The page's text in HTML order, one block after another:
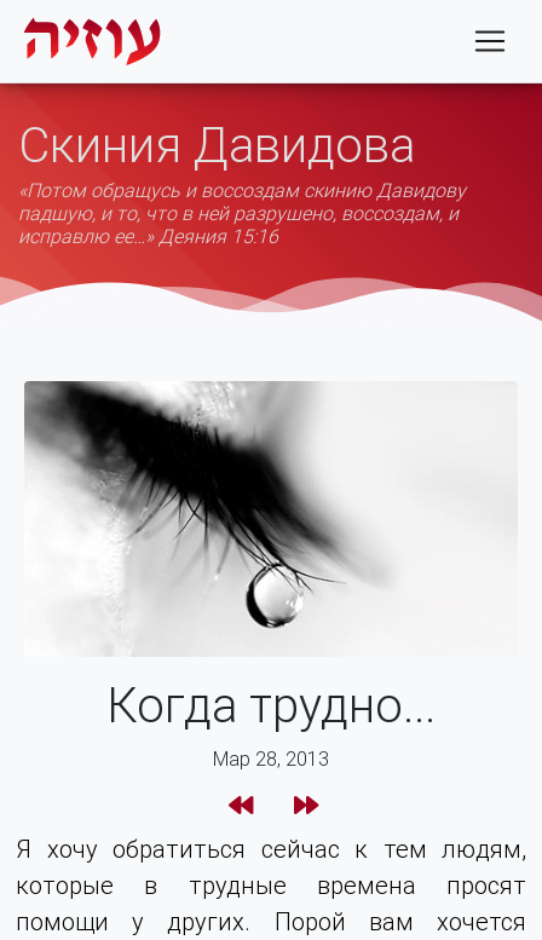
Скиния Давидова
«Потом обращусь и воссоздам скинию Давидову
падшую, и то, что в ней разрушено, воссоздам, и
исправлю ее…» Деяния 15:16
Когда трудно...
Мар 28, 2013
Я хочу обратиться сейчас к тем людям,
которые в трудные времена просят
помощи у других. Порой вам хочется